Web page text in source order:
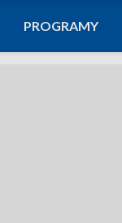
PROGRAMY